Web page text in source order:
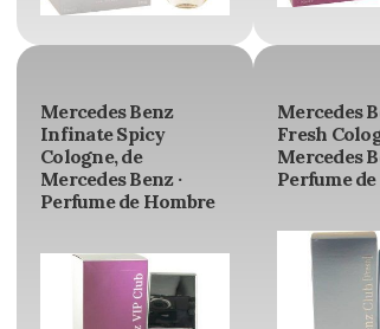
Mercedes Benz
Infinate Spicy
Cologne, de
Mercedes Benz ·
Perfume de Hombre
Mercedes
Fresh
Mercedes
Perfume